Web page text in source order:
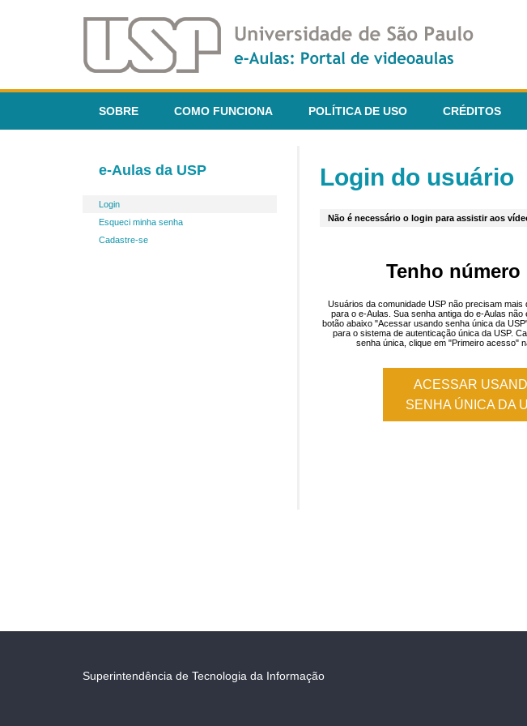
SOBRE COMO FUNCIONA POLÍTICA DE USO CRÉDITOS
e-Aulas da USP
Login
Esqueci minha senha
Cadastre-se
Login do usuário
Não é necessário o login para assistir aos
Tenho número
Usuários da comunidade USP não precisam mais
para o e-Aulas. Sua senha antiga do e-Aulas não
botão abaixo "Acessar usando senha única da
para o sistema de autenticação única da USP.
senha única, clique em "Primeiro acesso"
ACESSAR
SENHA ÚNICA DA
Superintendência de Tecnologia da Informação